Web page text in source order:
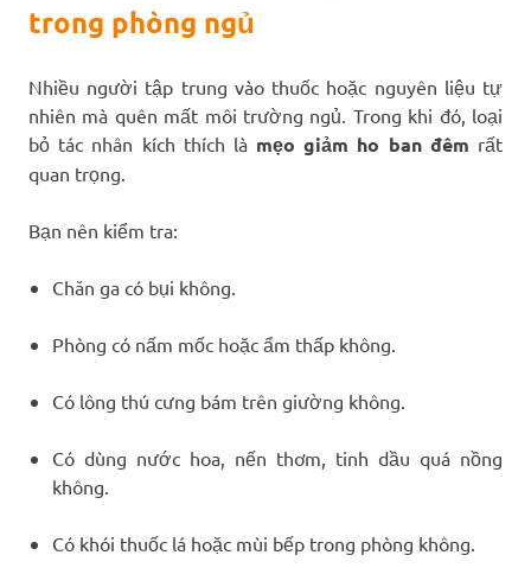
trong phòng ngủ
Nhiều người tập trung vào thuốc hoặc nguyên liệu tự
nhiên mà quên mất môi trường ngủ. Trong khi đó, loại
bỏ tác nhân kích thích là mẹo giảm ho ban đêm rất
quan trọng.
Bạn nên kiểm tra:
Chăn ga có bụi không.
Phòng có nấm mốc hoặc ẩm thấp không.
Có lông thú cưng bám trên giường không.
Có dùng nước hoa, nến thơm, tinh dầu quá nồng
không.
Có khói thuốc lá hoặc mùi bếp trong phòng không.